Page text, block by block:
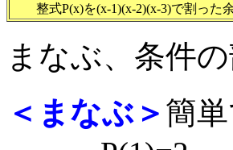
整式P(x)を(x-1)(x-2)(x-3)で割った余
まなぶ、条件
＜まなぶ＞ 簡